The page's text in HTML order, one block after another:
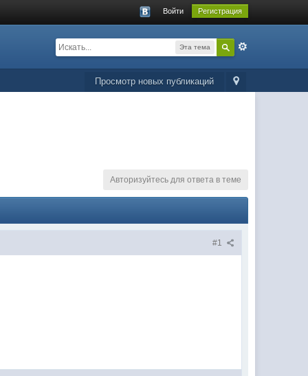
Войти Регистрация
Эта тема
Просмотр новых публикаций
Авторизуйтесь для ответа в теме
#1